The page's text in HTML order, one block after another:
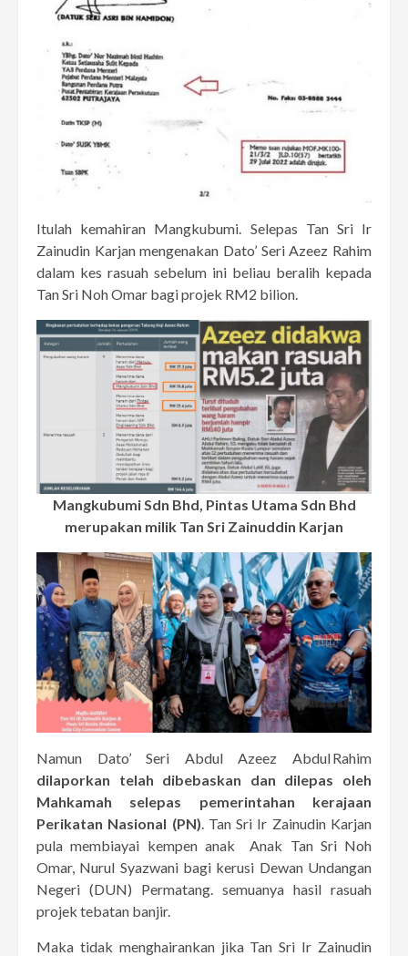
Itulah kemahiran Mangkubumi. Selepas Tan Sri Ir
Zainudin Karjan mengenakan Dato’ Seri Azeez Rahim
dalam kes rasuah sebelum ini beliau beralih kepada
Tan Sri Noh Omar bagi projek RM2 bilion.
Mangkubumi Sdn Bhd, Pintas Utama Sdn Bhd
merupakan milik Tan Sri Zainuddin Karjan
Namun Dato’ Seri Abdul Azeez Abdul Rahim
dilaporkan telah dibebaskan dan dilepas oleh
Mahkamah selepas pemerintahan kerajaan
Perikatan Nasional (PN). Tan Sri Ir Zainudin Karjan
pula membiayai kempen anak Anak Tan Sri Noh
Omar, Nurul Syazwani bagi kerusi Dewan Undangan
Negeri (DUN) Permatang. semuanya hasil rasuah
projek tebatan banjir.
Maka tidak menghairankan jika Tan Sri Ir Zainudin